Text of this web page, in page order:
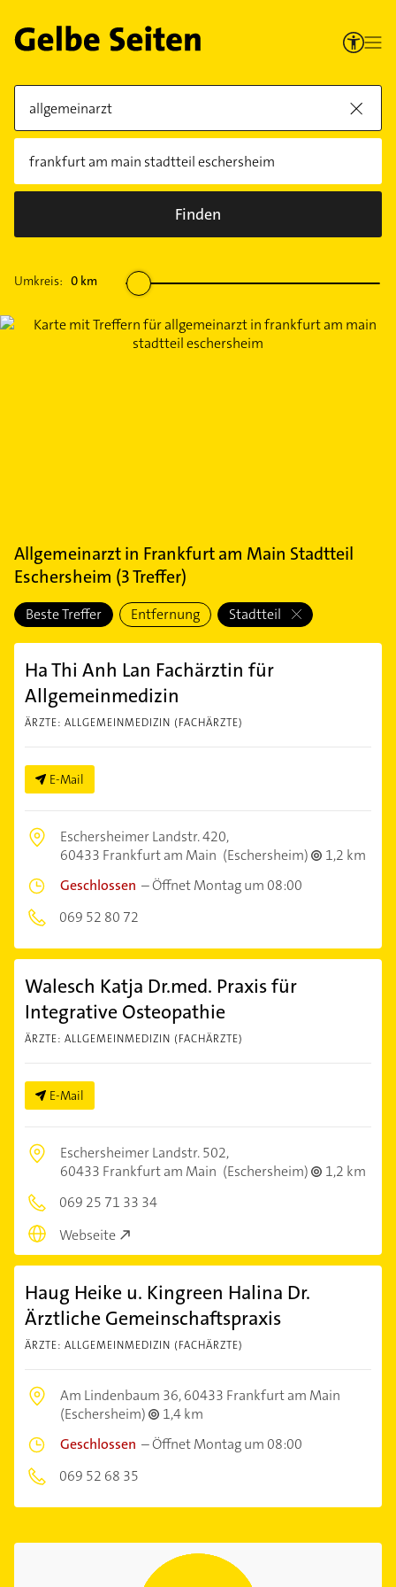
Finden
Umkreis: 0 km
Allgemeinarztin Frankfurt am Main Stadtteil
Eschersheim (3Treffer)
Beste Treffer Entfernung Stadtteil
Ha Thi Anh Lan Fachärztin für
Allgemeinmedizin
ÄRZTE: ALLGEMEINMEDIZIN (FACHÄRZTE)
E-Mail
Eschersheimer Landstr. 420,
60433 Frankfurt am Main (Eschersheim)
1,2 km
Geschlossen –Öffnet Montag um 08:00
069 52 80 72
Walesch Katja Dr.med. Praxis für
Integrative Osteopathie
ÄRZTE: ALLGEMEINMEDIZIN (FACHÄRZTE)
E-Mail
Eschersheimer Landstr. 502,
60433 Frankfurt am Main (Eschersheim)
1,2 km
069 25 71 33 34
Webseite
Haug Heike u. Kingreen Halina Dr.
Ärztliche Gemeinschaftspraxis
ÄRZTE: ALLGEMEINMEDIZIN (FACHÄRZTE)
Am Lindenbaum 36,60433 Frankfurt am Main
(Eschersheim)
1,4 km
Geschlossen –Öffnet Montag um 08:00
069 52 68 35